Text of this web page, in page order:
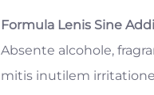
Formula Lenis Sine
Absente alcohole,
mitis inutilem